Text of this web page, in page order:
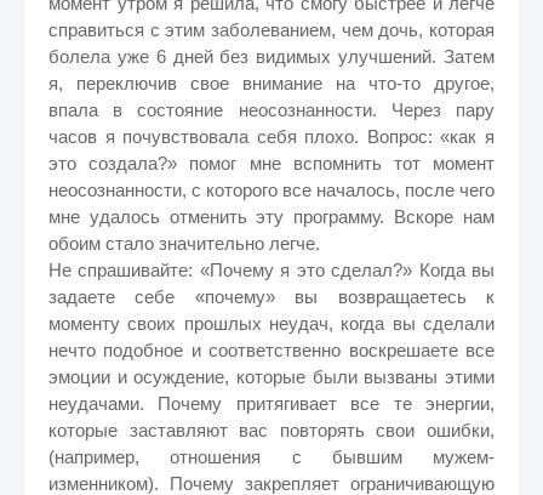
справиться с этим заболеванием, чем дочь, которая
болела уже 6 дней без видимых улучшений. Затем
я, переключив свое внимание на что-то другое,
впала в состояние неосознанности. Через пару
часов я почувствовала себя плохо. Вопрос: «как я
это создала?» помог мне вспомнить тот момент
неосознанности, с которого все началось, после чего
мне удалось отменить эту программу. Вскоре нам
обоим стало значительно легче.
Не спрашивайте: «Почему я это сделал?» Когда вы
задаете себе «почему» вы возвращаетесь к
моменту своих прошлых неудач, когда вы сделали
нечто подобное и соответственно воскрешаете все
эмоции и осуждение, которые были вызваны этими
неудачами. Почему притягивает все те энергии,
которые заставляют вас повторять свои ошибки,
(например, отношения с бывшим мужем-
изменником). Почему закрепляет ограничивающую